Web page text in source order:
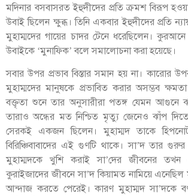
মদিনার বসবাসরত ইহুদীদের প্রতি ক্রমশ বিরূপ
উবাই ছিলেন ক্ষুব্ধ। তিনি একবার ইহুদীদের প্রতি
মুহাম্মদের গায়ের চাদর টেনে ধরেছিলেন।
উবাইকে ‘মুনাফিক’ বলে সমালোচনা করা হয়েছে।
সবার উপর প্রভাব বিস্তার সমান হয় না। কারোর
মুহাম্মদের মানুষকে প্রভাবিত করার অসম্ভব
বক্তৃতা শুনে তার অনুসারীরা পতঙ্গ যেমন আগুনে
তারাও অন্ধের মত নিশ্চিত মৃত্যু জেনেও ঝাঁপ
সেরকই একজন ছিলেন। মুহাম্মদ তাকে
বিরিঞ্চিবাবাদের এই গুণটি থাকে। সা’দ তার
মুহাম্মদকে খুশি করাই সা’দের জীবনের তখন
কুরাইজাদের জীবনে সা’দ কিয়ামত নামিয়ে এনেছিল
আন্দাজ করতে পেরেই। কারণ মুহাম্মদ সা’দকে